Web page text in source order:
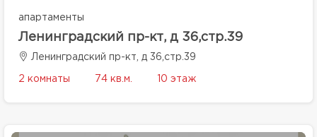
апартаменты
Ленинградский пр-кт, д 36,стр.39
Ленинградский пр-кт, д 36,стр.39
2 комнаты 74 кв.м. 10 этаж